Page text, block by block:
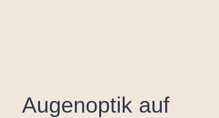
Augenoptik auf